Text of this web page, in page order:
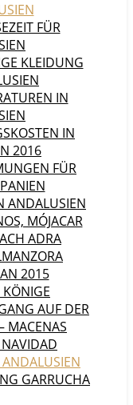
FÜR
KLEIDUNG
IN
IN
2016
FÜR
ANDALUSIEN
MÓJACAR
ADRA
2015
KÖNIGE
AUF DER
MACENAS
GARRUCHA